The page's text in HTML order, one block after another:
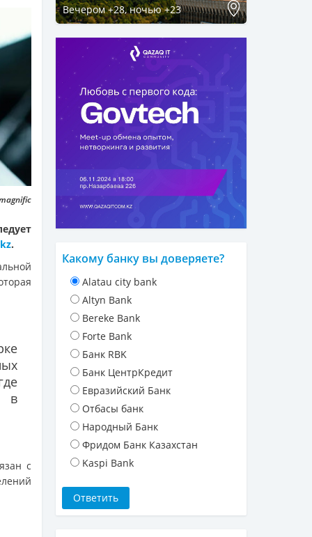
.
в
с
Вечером +28, ночью +23
Какому банку вы доверяете?
Alatau city bank
Altyn Bank
Bereke Bank
Forte Bank
Банк RBK
Банк ЦентрКредит
Евразийский Банк
Отбасы банк
Народный Банк
Фридом Банк Казахстан
Kaspi Bank